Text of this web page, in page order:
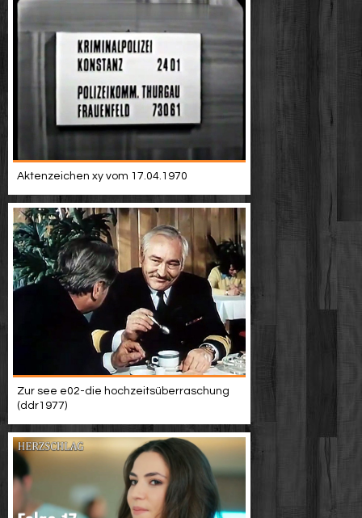
Aktenzeichen xy vom 17.04.1970
Zur see e02-die hochzeitsüberraschung
(ddr1977)